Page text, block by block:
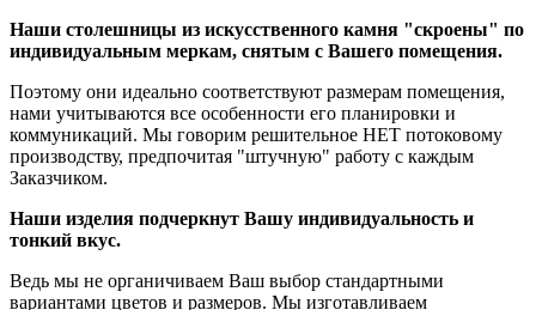
Наши столешницы из искусственного камня "скроены" по
индивидуальным меркам, снятым с Вашего помещения.
Поэтому они идеально соответствуют размерам помещения,
нами учитываются все особенности его планировки и
коммуникаций. Мы говорим решительное НЕТ потоковому
производству, предпочитая "штучную" работу с каждым
Заказчиком.
Наши изделия подчеркнут Вашу индивидуальность и
тонкий вкус.
Ведь мы не органичиваем Ваш выбор стандартными
вариантами цветов и размеров. Мы изготавливаем